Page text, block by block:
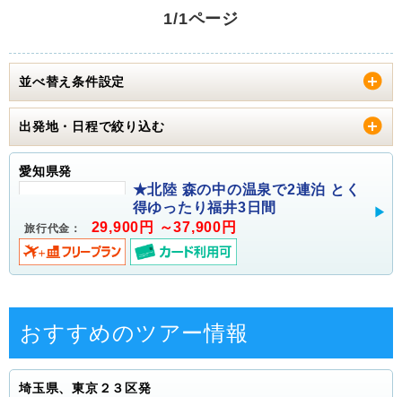
1/1ページ
並べ替え条件設定
出発地・日程で絞り込む
愛知県発
★北陸 森の中の温泉で2連泊 とく
得ゆったり福井3日間
旅行代金： 29,900円 ～37,900円
おすすめのツアー情報
埼玉県、東京２３区発